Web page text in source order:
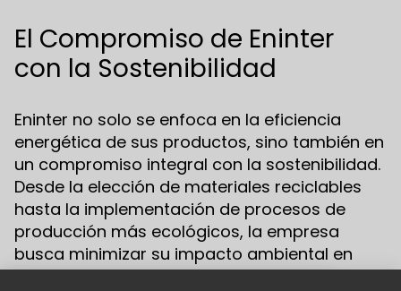
El Compromiso de Eninter
con la Sostenibilidad
Eninter no solo se enfoca en la eficiencia
energética de sus productos, sino también en
un compromiso integral con la sostenibilidad.
Desde la elección de materiales reciclables
hasta la implementación de procesos de
producción más ecológicos, la empresa
busca minimizar su impacto ambiental en
cada etapa del ciclo de vida del ascensor.